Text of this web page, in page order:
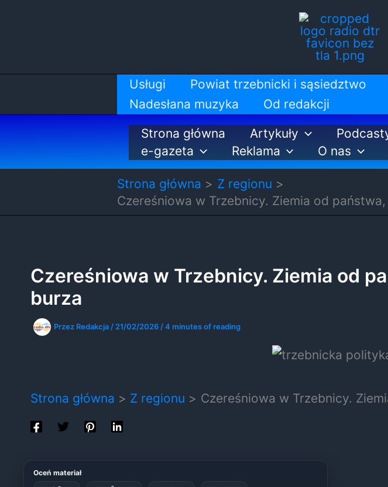
Usługi Powiat trzebnicki i sąsiedztwo
Nadesłana muzyka
Od redakcji
Strona główna
Artykuły
e-gazeta
Reklama O nas
Strona główna
Z regionu
Czereśniowa w Trzebnicy. Ziemia od
Czereśniowa w Trzebnicy. Ziemia od
burza
Przez Redakcja / 21/02/2026 /4 minutes of reading
Strona główna Z regionu Czereśniowa w Trzebnicy.
Oceń materiał